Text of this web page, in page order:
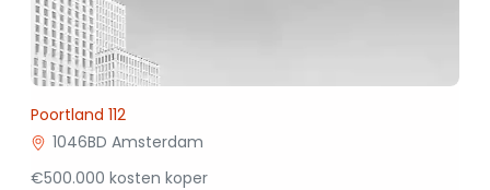
Poortland 112
1046BD Amsterdam
€500.000 kosten koper